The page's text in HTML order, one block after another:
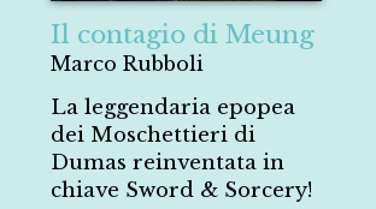
Il contagio di Meung
Marco Rubboli
La leggendaria epopea
dei Moschettieri di
Dumas reinventata in
chiave Sword & Sorcery!